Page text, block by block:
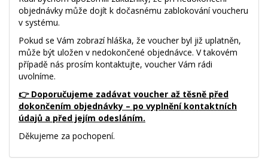
objednávky může dojít k dočasnému zablokování voucheru
v systému.
Pokud se Vám zobrazí hláška, že voucher byl již uplatněn,
může být uložen v nedokončené objednávce. V takovém
případě nás prosím kontaktujte, voucher Vám rádi
uvolníme.
👉 Doporučujeme zadávat voucher až těsně před
dokončením objednávky – po vyplnění kontaktních
údajů a před jejím odesláním.
Děkujeme za pochopení.